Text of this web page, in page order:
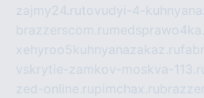
zajmy24.rutovudyi-4-
brazzerscom.ru
xehyroo5kuhnyanazakaz.ru
vskrytie-zamkov-moskva-
zed-online.rupimchax.ru